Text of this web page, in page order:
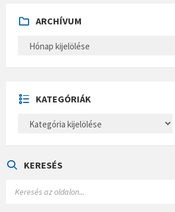
ARCHÍVUM
H
U
M
KATEGÓRIÁK
E
Á
KERESÉS